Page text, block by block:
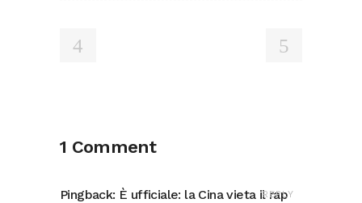
1 Comment
REPLY
Pingback: È ufficiale: la Cina vieta il rap